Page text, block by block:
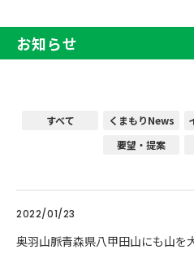
お知らせ
すべて くまもりNews
要望・提案
2022/01/23
奥羽山脈青森県八甲田山にも山を